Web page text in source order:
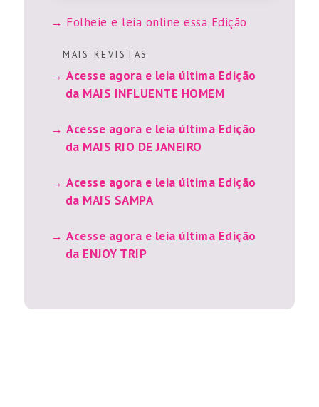
Folheie e leia online essa Edição
M A I S R E V I S T A S
Acesse agora e leia última Edição
da MAIS INFLUENTE HOMEM
Acesse agora e leia última Edição
da MAIS RIO DE JANEIRO
Acesse agora e leia última Edição
da MAIS SAMPA
Acesse agora e leia última Edição
da ENJOY TRIP